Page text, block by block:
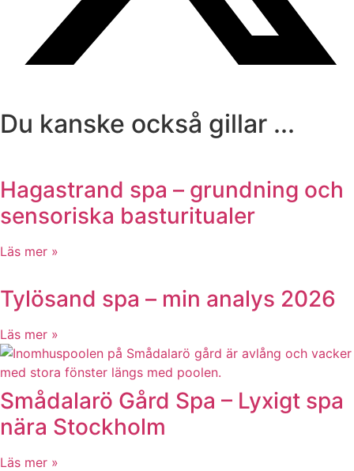
Du kanske också gillar ...
Hagastrand spa – grundning och
sensoriska basturitualer
Läs mer »
Tylösand spa – min analys 2026
Läs mer »
Smådalarö Gård Spa – Lyxigt spa
nära Stockholm
Läs mer »